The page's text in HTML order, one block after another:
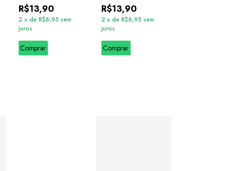
R$13,90
2 x de R$6,95 sem
juros
Comprar
R$13,90
2 x de R$6,95 sem
juros
Comprar